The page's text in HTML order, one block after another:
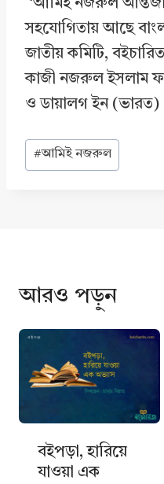
‘আমিই নজরুল
সহযোগিতায় আছে
জাতীয় কমিটি,
কাজী নজরুল ইসলাম
ও ডায়ালগ ইন
Post
Tags:
#আমিই নজরুল
আরও পড়ুন
বইপড়া, হারিয়ে
যাওয়া এক